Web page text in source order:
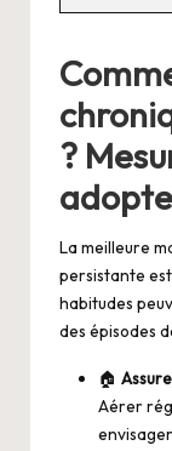
?
La meilleure
persistante
habitudes
des épisodes
🏠
Aérer